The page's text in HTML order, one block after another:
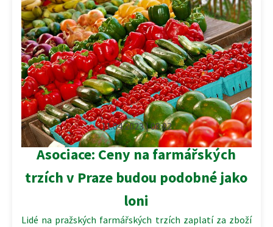
11.04.2023 | 08:02
Asociace: Ceny na farmářských
trzích v Praze budou podobné jako
loni
Lidé na pražských farmářských trzích zaplatí za zboží